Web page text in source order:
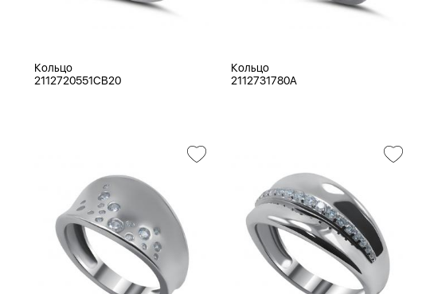
Кольцо
2112720551CB20
Кольцо
2112731780A